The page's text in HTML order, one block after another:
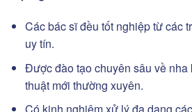
Các bác sĩ đều tốt nghiệp từ các
uy tín.
Được đào tạo chuyên sâu về nha
thuật mới thường xuyên.